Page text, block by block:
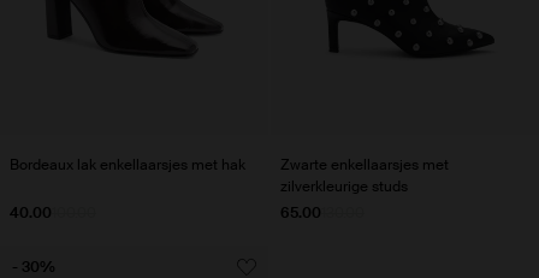
Bordeaux lak enkellaarsjes met hak
40.00
Zwarte enkellaarsjes met
zilverkleurige studs
65.00
- 30%